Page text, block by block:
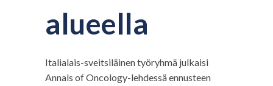
alueella
Italialais-sveitsiläinen työryhmä julkaisi
Annals of Oncology-lehdessä ennusteen